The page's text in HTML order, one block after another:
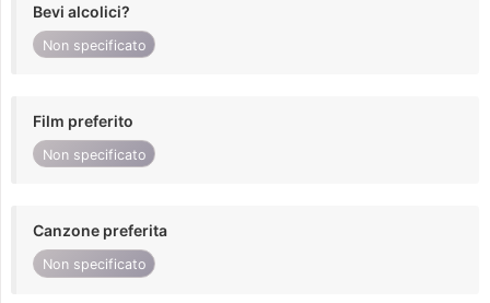
Bevi alcolici?
Non specificato
Film preferito
Non specificato
Canzone preferita
Non specificato